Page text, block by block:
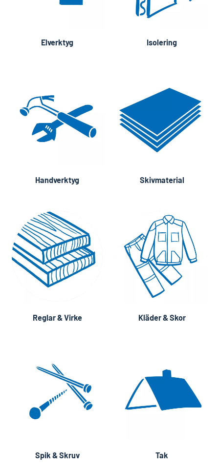
Elverktyg Isolering
Handverktyg Skivmaterial
Reglar & Virke Kläder & Skor
Spik & Skruv Tak